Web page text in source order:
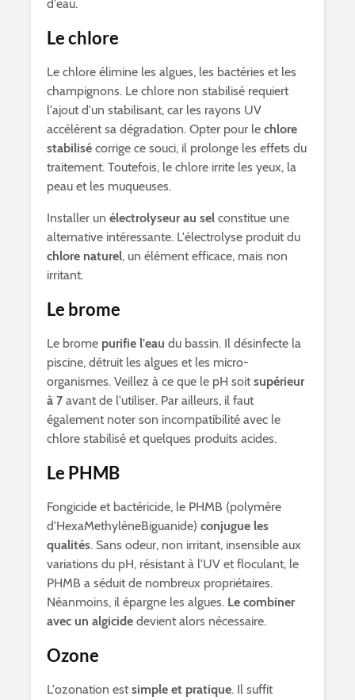
d'eau.
Le chlore
Le chlore élimine les algues, les bactéries et les
champignons. Le chlore non stabilisé requiert
l'ajout d'un stabilisant, car les rayons UV
accélèrent sa dégradation. Opter pour le chlore
stabilisé corrige ce souci, il prolonge les effets du
traitement. Toutefois, le chlore irrite les yeux, la
peau et les muqueuses.
Installer un électrolyseur au sel constitue une
alternative intéressante. L'électrolyse produit du
chlore naturel, un élément efficace, mais non
irritant.
Le brome
Le brome purifie l'eau du bassin. Il désinfecte la
piscine, détruit les algues et les micro-
organismes. Veillez à ce que le pH soit supérieur
à 7 avant de l'utiliser. Par ailleurs, il faut
également noter son incompatibilité avec le
chlore stabilisé et quelques produits acides.
Le PHMB
Fongicide et bactéricide, le PHMB (polymère
d'HexaMethylèneBiguanide) conjugue les
qualités. Sans odeur, non irritant, insensible aux
variations du pH, résistant à l'UV et floculant, le
PHMB a séduit de nombreux propriétaires.
Néanmoins, il épargne les algues. Le combiner
avec un algicide devient alors nécessaire.
Ozone
L'ozonation est simple et pratique. Il suffit